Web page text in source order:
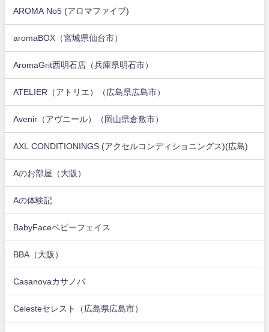
AROMA No5 (アロマファイブ)
aromaBOX（宮城県仙台市）
AromaGrit西明石店（兵庫県明石市）
ATELIER（アトリエ）（広島県広島市）
Avenir（アヴニール）（岡山県倉敷市）
AXL CONDITIONINGS (アクセルコンディショニングス)(広島)
Aのお部屋（大阪）
Aの体験記
BabyFaceベビーフェイス
BBA（大阪）
Casanovaカサノバ
Celesteセレスト（広島県広島市）